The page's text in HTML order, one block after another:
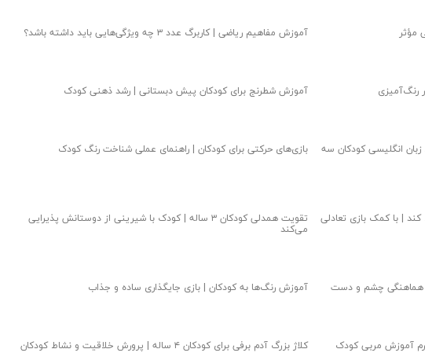
مؤثر آموزش مفاهیم ریاضی | کاربرگ عدد ۳ چه ویژگی‌هایی باید داشته باشد؟
رنگ‌آمیزی آموزش شطرنج برای کودکان پیش دبستانی | رشد ذهنی کودک
انگلیسی کودکان سه بازی‌های حرکتی برای کودکان | راهنمای عملی شناخت رنگ کودک
| با کمک بازی تعادلی تقویت همدلی کودکان ۳ ساله | کودک با شیرینی از دوستانش پذیرایی
می‌کند
آموزش رنگ‌ها به کودکان | بازی جایگذاری ساده و جذاب
آموزش مربی کودک کلاژ بزرگ آدم برفی برای کودکان ۴ ساله | پرورش خلاقیت و نشاط کودکان